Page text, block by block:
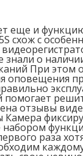
еще и
схож с
о
При
оповещения
помогает
отзывы
раза